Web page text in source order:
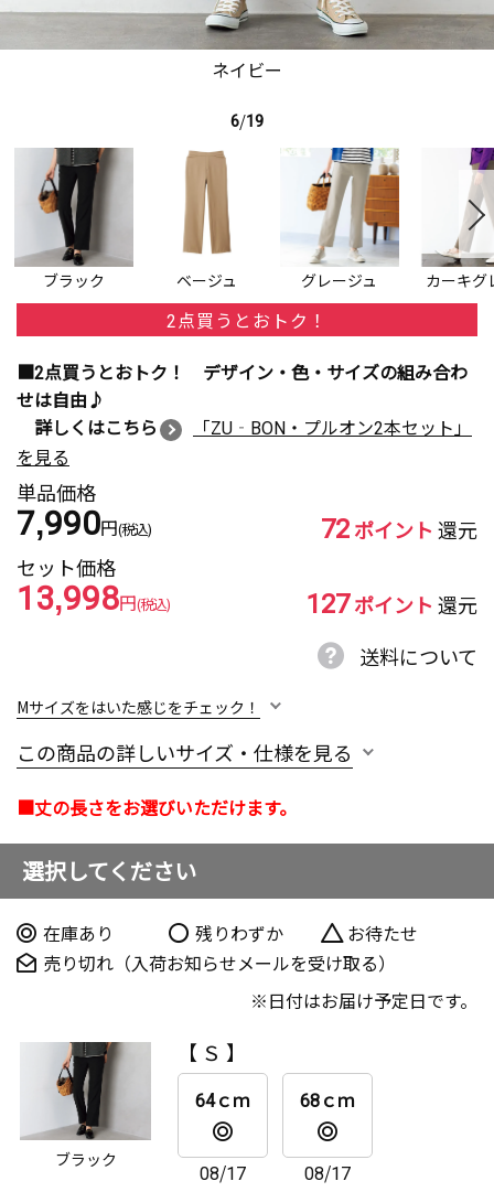
ネイビー
6/19
ブラック ベージュ グレージュ カーキグ
2点買うとおトク！
■2点買うとおトク！ デザイン・色・サイズの組み合わ
せは自由♪
詳しくはこちら
「ZU‐BON・プルオン2本セット」
を見る
単品価格
7,990円(税込) 72ポイント 還元
セット価格
13,998円(税込) 127ポイント 還元
送料について
Mサイズをはいた感じをチェック！
この商品の詳しいサイズ・仕様を見る
■丈の長さをお選びいただけます。
選択してください
在庫あり 残りわずか
お待たせ
売り切れ（入荷お知らせメールを受け取る）
日付はお届け予定日です。
ブラック
【 Ｓ 】
64ｃｍ
08/17
68ｃｍ
08/17